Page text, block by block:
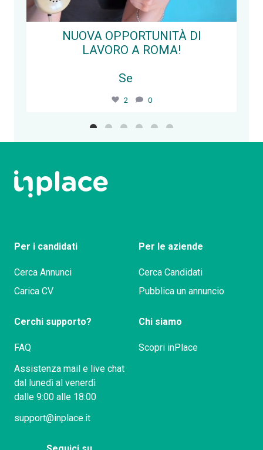
NUOVA OPPORTUNITÀ DI
LAVORO A ROMA!
Se
2 0
Per i candidati
Cerca Annunci
Carica CV
Per le aziende
Cerca Candidati
Pubblica un annuncio
Cerchi supporto?
FAQ
Assistenza mail e live chat
dal lunedì al venerdì
dalle 9:00 alle 18:00
support@inplace.it
Chi siamo
Scopri inPlace